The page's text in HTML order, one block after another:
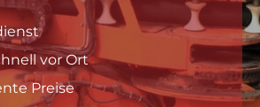
vor Ort
Preise